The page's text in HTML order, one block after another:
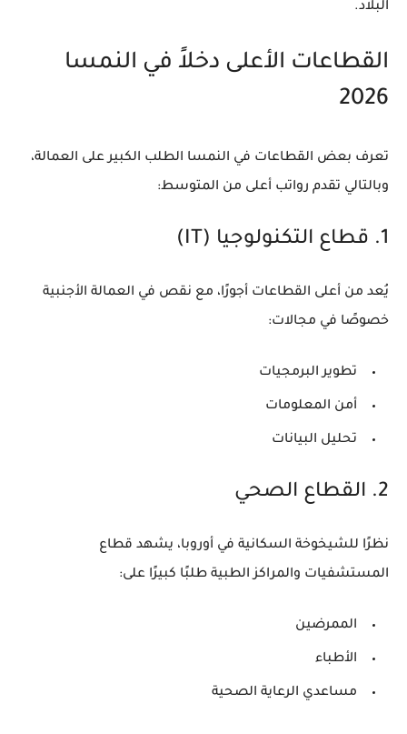
البلاد.
القطاعات الأعلى دخلاً في النمسا
2026
تعرف بعض القطاعات في النمسا الطلب الكبير على العمالة،
وبالتالي تقدم رواتب أعلى من المتوسط:
1. قطاع التكنولوجيا (IT)
يُعد من أعلى القطاعات أجورًا، مع نقص في العمالة الأجنبية
خصوصًا في مجالات:
تطوير البرمجيات
أمن المعلومات
تحليل البيانات
2. القطاع الصحي
نظرًا للشيخوخة السكانية في أوروبا، يشهد قطاع
المستشفيات والمراكز الطبية طلبًا كبيرًا على:
الممرضين
الأطباء
مساعدي الرعاية الصحية